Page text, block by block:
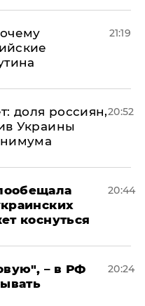
21:19
доля россиян,
Украины
20:52
коснуться
20:44
– в РФ
20:24